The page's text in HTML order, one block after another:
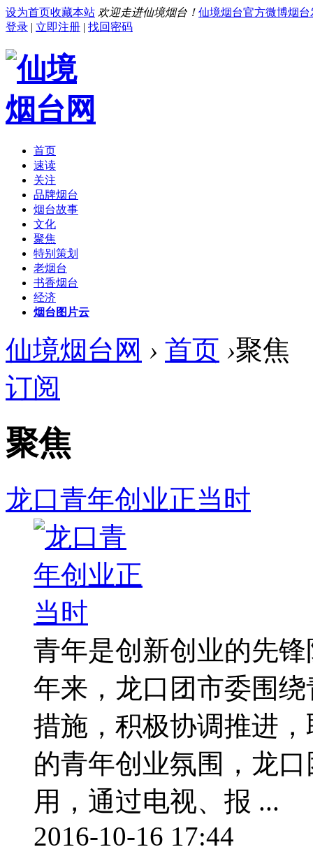
设为首页收藏本站 欢迎走进仙境烟台！ 仙境烟台官方微博烟台
登录 | 立即注册 | 找回密码
首页
速读
关注
品牌烟台
烟台故事
文化
聚焦
特别策划
老烟台
书香烟台
经济
烟台图片云
仙境烟台网 › 首页 ›聚焦
订阅
聚焦
龙口青年创业正当时
青年是创新创业的先
年来，龙口团市委围
措施，积极协调推进
的青年创业氛围，龙
用，通过电视、报 ...
2016-10-16 17:44